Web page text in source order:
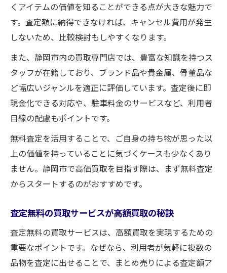
くアイテムの価値を知ることができる点が大きな魅力で
す。査定額に納得できなければ、キャンセル費用が発生
しないため、比較検討もしやすくなります。
また、静岡市内の買取専門店では、豊富な知識を持つス
タッフが在籍しており、ブランド品や貴金属、骨董品な
ど幅広いジャンルを適正に評価しています。査定後に即
現金化できる対応や、駐車料金のサービスなど、利用者
目線の配慮もポイントです。
無料査定を活用することで、ご自身の持ち物が思った以
上の価値を持っていることに気づくケースも少なくあり
ません。静岡市で高価買取を目指す際は、まず無料査定
からスタートするのがおすすめです。
査定無料の買取サービスが高額買取の秘訣
査定無料の買取サービスは、高額買取を実現するための
重要なポイントです。なぜなら、利用者が気軽に複数の
品物を査定に出せることで、まとめ売りによる査定額ア